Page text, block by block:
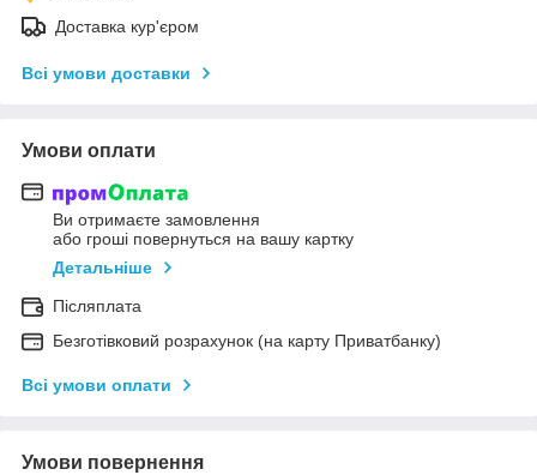
Доставка кур'єром
Всі умови доставки
Умови оплати
Ви отримаєте замовлення
або гроші повернуться на вашу картку
Детальніше
Післяплата
Безготівковий розрахунок (на карту Приватбанку)
Всі умови оплати
Умови повернення